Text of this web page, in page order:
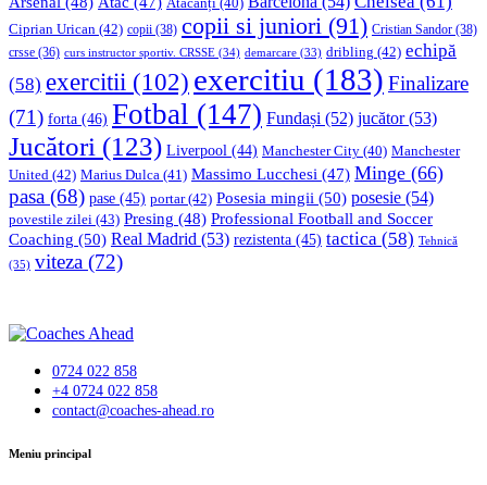
Ciprian Urican (42) copii (38) copii si juniori (91) Cristian Sandor (38)
crsse (36) curs instructor sportiv. CRSSE (34) demarcare (33) dribling (42) echipă
(58) exercitii (102) exercitiu (183) Finalizare
(71) forta (46) Fotbal (147) Fundași (52) jucător(53)
Jucători (123) Liverpool (44) Manchester City (40) Manchester
United (42) Marius Dulca (41) Massimo Lucchesi (47) Minge (66)
pasa (68) pase (45) portar(42) Posesia mingii (50) posesie (54)
povestile zilei (43) Presing (48) Professional Football and Soccer
Coaching (50) Real Madrid (53) rezistenta (45) tactica (58) Tehnică
(35) viteza (72)
0724 022 858
+4 0724 022 858
contact@coaches-ahead.ro
facebook-
Meniu principal